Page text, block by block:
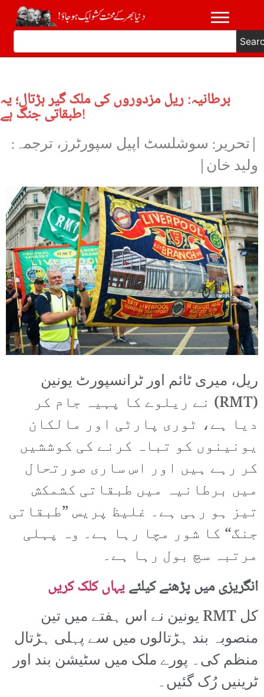
برطانیہ: ریل مزدوروں کی ملک گیر ہڑتال؛ یہ
طبقاتی جنگ ہے!
|تحریر: سوشلسٹ اپیل سپورٹرز، ترجمہ:
ولید خان|
ریل، میری ٹائم اور ٹرانسپورٹ یونین
(RMT) نے ریلوے کا پہیہ جام کر
دیا ہے، ٹوری پارٹی اور مالکان
یونینوں کو تباہ کرنے کی کوششیں
کر رہے ہیں اور اس ساری صورتحال
میں برطانیہ میں طبقاتی کشمکش
تیز ہو رہی ہے۔ غلیظ پریس ”طبقاتی
جنگ“ کا شور مچا رہا ہے۔ وہ پہلی
مرتبہ سچ بول رہا ہے۔
انگریزی میں پڑھنے کیلئےیہاں کلک کریں
کل RMT یونین نے اس ہفتے میں تین
منصوبہ بند ہڑتالوں میں سے پہلی ہڑتال
منظم کی۔ پورے ملک میں سٹیشن بند اور
ٹرینیں رُک گئیں۔